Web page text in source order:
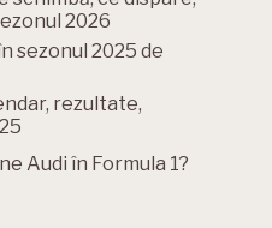
2026
sezonul 2025 de
rezultate,
Audi în Formula 1?